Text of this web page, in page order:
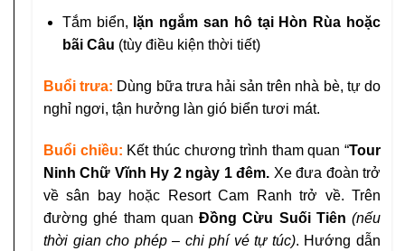
Tắm biển, lặn ngắm san hô tại Hòn Rùa hoặc
bãi Câu (tùy điều kiện thời tiết)
Buổi trưa: Dùng bữa trưa hải sản trên nhà bè, tự do
nghỉ ngơi, tận hưởng làn gió biển tươi mát.
Buổi chiều: Kết thúc chương trình tham quan “Tour
Ninh Chữ Vĩnh Hy 2 ngày 1 đêm. Xe đưa đoàn trở
về sân bay hoặc Resort Cam Ranh trở về. Trên
đường ghé tham quan Đồng Cừu Suối Tiên (nếu
thời gian cho phép – chi phí vé tự túc). Hướng dẫn